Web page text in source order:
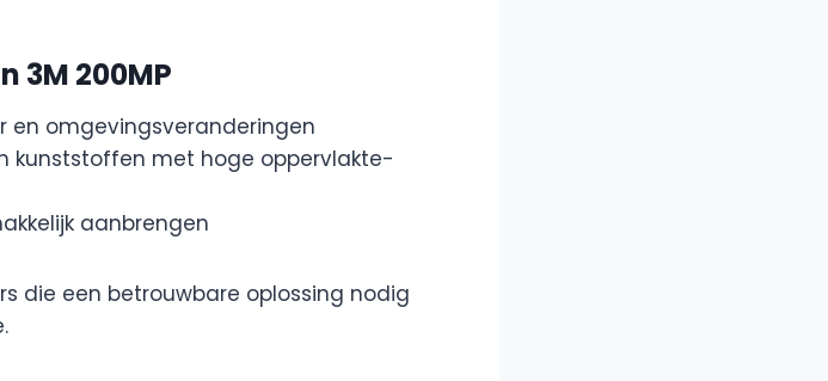
3M 200MP
en omgevingsveranderingen
kunststoffen met hoge oppervlakte-
aanbrengen
die een betrouwbare oplossing nodig